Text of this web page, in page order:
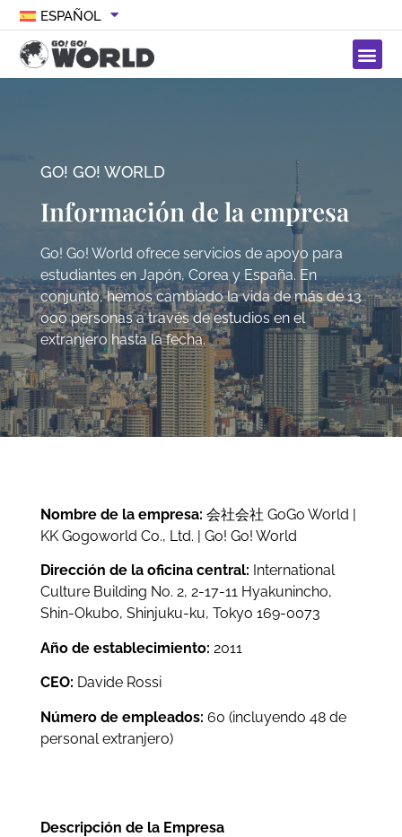
ESPAÑOL
GO! GO! WORLD
Información de la empresa
Go! Go! World ofrece servicios de apoyo para
estudiantes en Japón, Corea y España. En
conjunto, hemos cambiado la vida de más de 13
000 personas a través de estudios en el
extranjero hasta la fecha.
Nombre de la empresa: 会社会社 GoGo World |
KK Gogoworld Co., Ltd. | Go! Go! World
Dirección de la oficina central: International
Culture Building No. 2, 2-17-11 Hyakunincho,
Shin-Okubo, Shinjuku-ku, Tokyo 169-0073
Año de establecimiento: 2011
CEO: Davide Rossi
Número de empleados: 60 (incluyendo 48 de
personal extranjero)
Descripción de la Empresa